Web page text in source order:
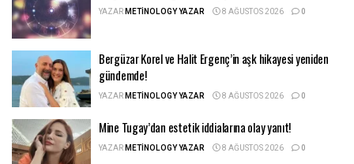
YAZARMETINOLOGY YAZAR 8 AĞUSTOS 2026 0
Bergüzar Korel ve Halit Ergenç’in aşk hikayesi yeniden
gündemde!
YAZARMETINOLOGY YAZAR 8 AĞUSTOS 2026 0
Mine Tugay’dan estetik iddialarına olay yanıt!
YAZARMETINOLOGY YAZAR 8 AĞUSTOS 2026 0